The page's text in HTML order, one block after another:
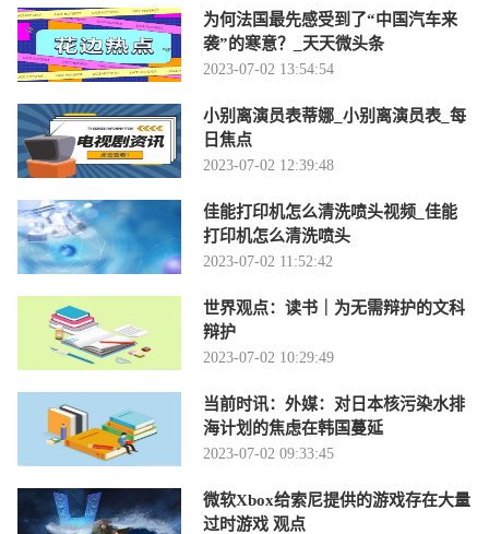
为何法国最先感受到了“中国汽车来
袭”的寒意？_天天微头条
2023-07-02 13:54:54
小别离演员表蒂娜_小别离演员表_每
日焦点
2023-07-02 12:39:48
佳能打印机怎么清洗喷头视频_佳能
打印机怎么清洗喷头
2023-07-02 11:52:42
世界观点：读书｜为无需辩护的文科
辩护
2023-07-02 10:29:49
当前时讯：外媒：对日本核污染水排
海计划的焦虑在韩国蔓延
2023-07-02 09:33:45
微软Xbox给索尼提供的游戏存在大量
过时游戏 观点